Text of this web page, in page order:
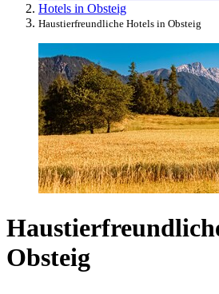
Hotels in Obsteig
Haustierfreundliche Hotels in Obsteig
Obsteig